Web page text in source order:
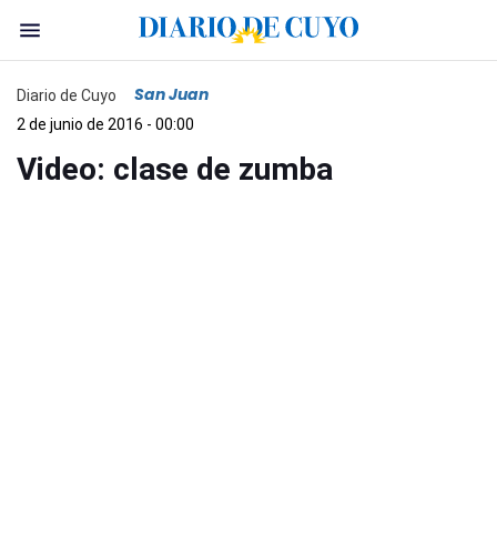
Diario de Cuyo San Juan
2 de junio de 2016 - 00:00
Video: clase de zumba